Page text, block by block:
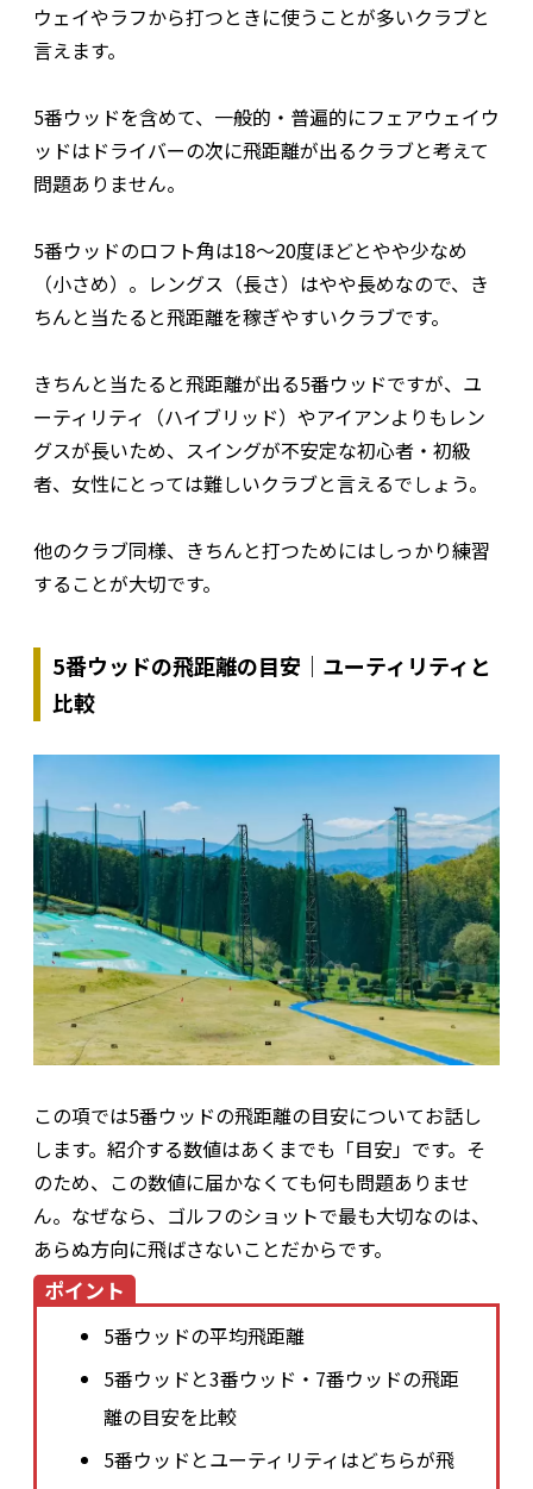
ウェイやラフから打つときに使うことが多いクラブと
言えます。
5番ウッドを含めて、一般的・普遍的にフェアウェイウ
ッドはドライバーの次に飛距離が出るクラブと考えて
問題ありません。
5番ウッドのロフト角は18～20度ほどとやや少なめ
（小さめ）。レングス（長さ）はやや長めなので、き
ちんと当たると飛距離を稼ぎやすいクラブです。
きちんと当たると飛距離が出る5番ウッドですが、ユ
ーティリティ（ハイブリッド）やアイアンよりもレン
グスが長いため、スイングが不安定な初心者・初級
者、女性にとっては難しいクラブと言えるでしょう。
他のクラブ同様、きちんと打つためにはしっかり練習
することが大切です。
5番ウッドの飛距離の目安｜ユーティリティと
比較
この項では5番ウッドの飛距離の目安についてお話し
します。紹介する数値はあくまでも「目安」です。そ
のため、この数値に届かなくても何も問題ありませ
ん。なぜなら、ゴルフのショットで最も大切なのは、
あらぬ方向に飛ばさないことだからです。
ポイント
5番ウッドの平均飛距離
5番ウッドと3番ウッド・7番ウッドの飛距
離の目安を比較
5番ウッドとユーティリティはどちらが飛